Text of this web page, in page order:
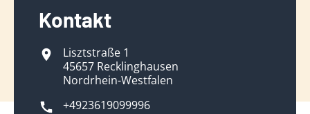
Kontakt
Lisztstraße 1
45657 Recklinghausen
Nordrhein-Westfalen
+4923619099996